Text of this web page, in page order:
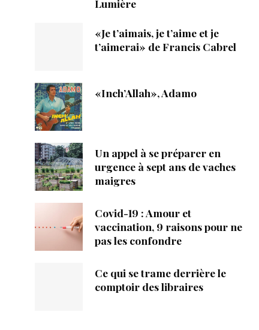
Lumière
«Je t’aimais, je t’aime et je
t’aimerai» de Francis Cabrel
«Inch’Allah», Adamo
Un appel à se préparer en
urgence à sept ans de vaches
maigres
Covid-19 : Amour et
vaccination, 9 raisons pour ne
pas les confondre
Ce qui se trame derrière le
comptoir des libraires